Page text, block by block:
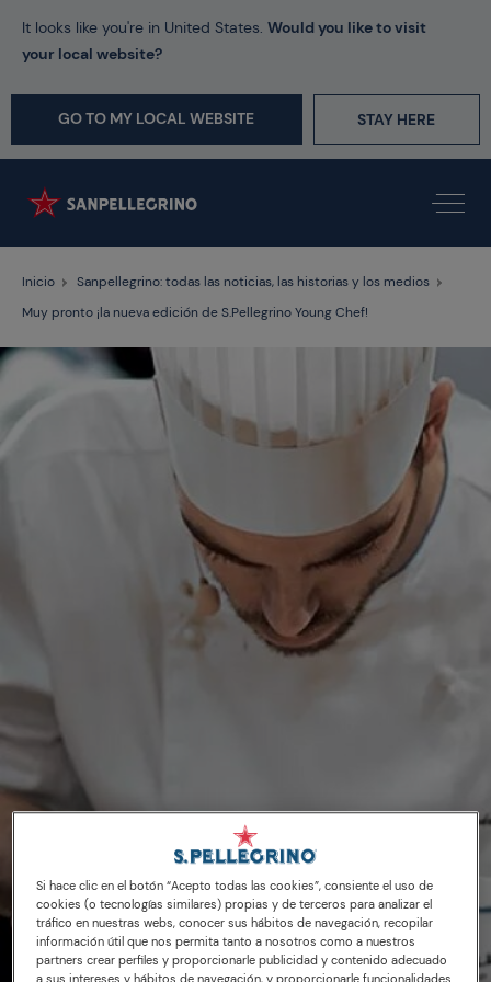
It looks like you're in United States. Would you like to visit
your local website?
GO TO MY LOCAL WEBSITE STAY HERE
Inicio
Sanpellegrino: todas las noticias, las historias y los medios
Muy pronto ¡la nueva edición de S.Pellegrino Young Chef!
14/01/19
Si hace clic en el botón “Acepto todas las cookies”, consiente el uso de
cookies (o tecnologías similares) propias y de terceros para analizar el
tráfico en nuestras webs, conocer sus hábitos de navegación, recopilar
información útil que nos permita tanto a nosotros como a nuestros
partners crear perfiles y proporcionarle publicidad y contenido adecuado